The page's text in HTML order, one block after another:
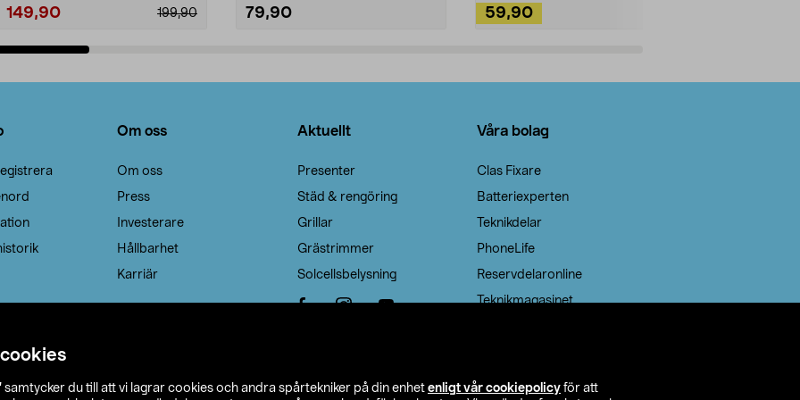
samtycker du till att vi lagrar cookies och andra spårtekniker på din enhet enligt vår cookiepolicy för att
199,90
149,90 79,90 59,90
Om oss
Om oss
Press
Investerare
Hållbarhet
Karriär
Aktuellt
Presenter
Städ & rengöring
Grillar
Grästrimmer
Solcellsbelysning
Våra bolag
Clas Fixare
Batteriexperten
Teknikdelar
PhoneLife
Reservdelaronline
Teknikmagasinet